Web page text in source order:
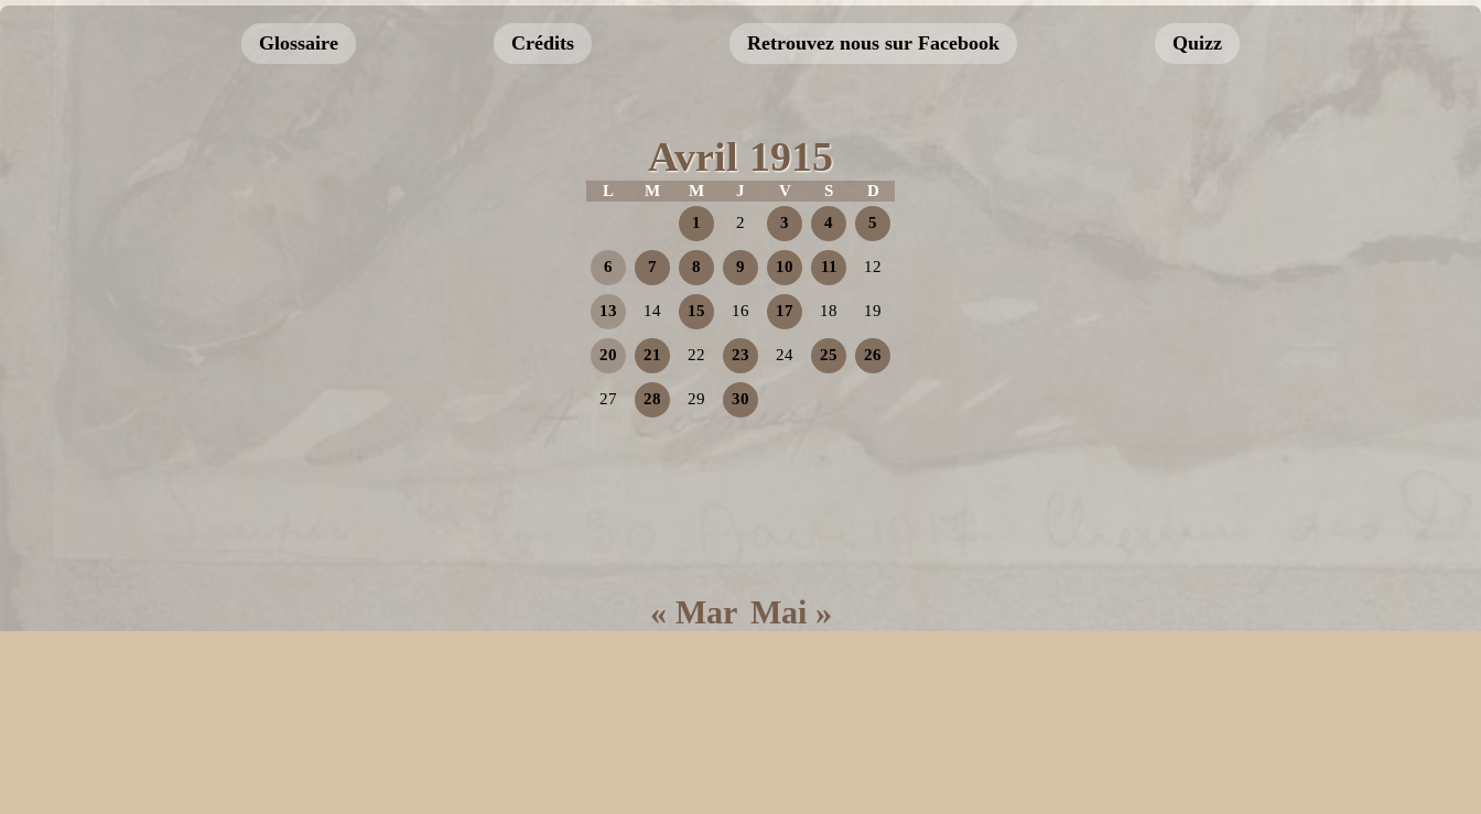
Glossaire Crédits Retrouvez nous sur Facebook Quizz
Avril 1915
L M M J V S
D
1
2 3 4 5
6 7 8 9 10 11 12
13 14 15 16 17 18 19
20 21 22 23 24 25 26
27 28 29 30
« Mar Mai »